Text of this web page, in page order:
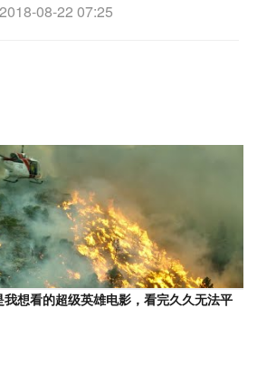
08-22 07:25
我想看的超级英雄电影，看完久久无法平